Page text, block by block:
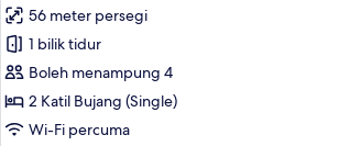
Service
Impressive
Forest
Corner
Suite
Twin
56 meter persegi
1 bilik tidur
Boleh menampung 4
2 Katil Bujang (Single)
Wi-Fi percuma